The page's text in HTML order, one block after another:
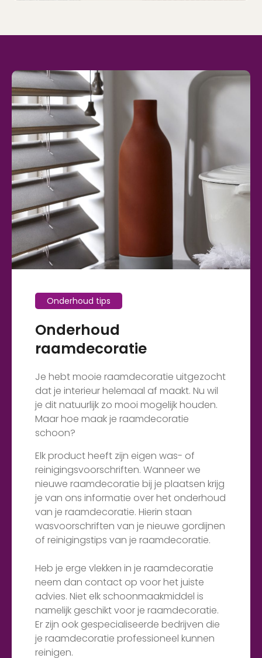
Onderhoud tips
Onderhoud
raamdecoratie
Je hebt mooie raamdecoratie uitgezocht
dat je interieur helemaal af maakt. Nu wil
je dit natuurlijk zo mooi mogelijk houden.
Maar hoe maak je raamdecoratie
schoon?
Elk product heeft zijn eigen was- of
reinigingsvoorschriften. Wanneer we
nieuwe raamdecoratie bij je plaatsen krijg
je van ons informatie over het onderhoud
van je raamdecoratie. Hierin staan
wasvoorschriften van je nieuwe gordijnen
of reinigingstips van je raamdecoratie.
Heb je erge vlekken in je raamdecoratie
neem dan contact op voor het juiste
advies. Niet elk schoonmaakmiddel is
namelijk geschikt voor je raamdecoratie.
Er zijn ook gespecialiseerde bedrijven die
je raamdecoratie professioneel kunnen
reinigen.